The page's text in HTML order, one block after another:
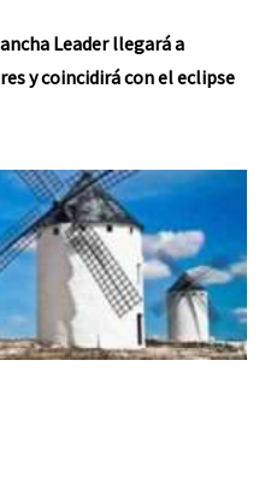
Leader llegará a
y coincidirá con el eclipse